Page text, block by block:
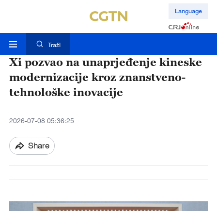
Language
TražI
Xi pozvao na unaprjeđenje kineske
modernizacije kroz znanstveno-
tehnološke inovacije
2026-07-08 05:36:25
Share